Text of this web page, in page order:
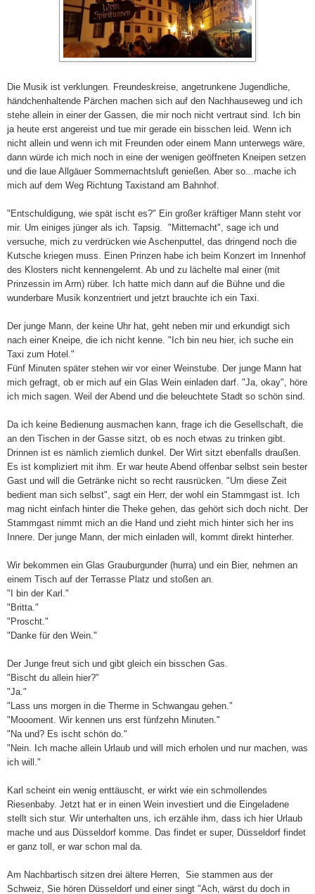
Die Musik ist verklungen.
Freundeskreise, angetrunkene Jugendliche,
händchenhaltende Pärchen machen sich auf den Nac hhauseweg und ich
stehe allein in einer der Gassen, die mir noch nicht vertraut sind. Ich bin
ja heute erst angereist und tue mir gerade ein bisschen leid. Wenn ich
nicht allein und wenn ich mit Freunden oder einem Mann unterwegs wäre,
dann würde ich mich noch in eine der wenigen geöffneten Kneipen setzen
und die laue Allgäuer Sommernachtsluft genießen. Aber so ...mache ich
mich auf dem Weg Richtung Taxistand am Bahnhof.
"Entschuldigung, wie spät ischt es?" Ein großer kräftiger Mann steht vor
mir. Um einiges jünger als ich. Tapsig. "Mitternacht", sage ich und
versuche , mich zu verdrücken wie Aschenputtel
, das dringend noch die
Kutsche kriegen muss. Einen Prinzen habe ich beim Konzert im Innenhof
des Klosters nicht kennengelernt. Ab und zu lächelte mal einer (mit
Prinzessin im Arm) rüber. Ich hatte mich dann auf die Bühne und die
wunderbare Musik konzentriert und jetzt brauchte ich ein Taxi.
Der junge Mann , der keine Uhr hat, geht neben mir und erkundigt sich
nach einer Kneipe, die ich nicht kenne. "Ich bin neu hier, ich suche ein
Taxi zum Hotel."
Fünf Minuten später stehen wir vor einer Weinstube. Der junge Mann hat
mich gefragt, ob er mich auf ein Glas Wein einladen darf. "Ja, okay", höre
ich mich sagen. Weil der Abend und die beleuchtete Stadt so schön sind.
Da ich keine Bedienung ausmachen kann, frage ich die Gesellschaft, die
an den Tischen in der Gasse sitzt, ob es noch etwas zu trinken gibt.
Drinnen ist es nämlich ziemlich dunkel. Der Wirt sitzt ebenfalls draußen.
Es ist kompliziert mit ihm. Er war heute Abend offenbar selbst sein bester
Gast und will die Getränke nicht so recht rausrücken. "Um diese Zeit
bedient man sich selbst", sagt ein Herr, der wohl ein Stammgast ist. Ich
mag nicht einfach hinter die Theke gehen, das gehört sich doch nicht. Der
Stammgast nimmt mich an die Hand und zieht mich hinter sich her ins
Innere. Der junge Mann, der mich einladen will, kommt direkt hinterher.
Wir bekommen ein Glas Grauburgunder (hurra) und ein Bier, nehmen an
einem Tisch auf der Terrasse Platz und stoßen an.
"I bin der Karl."
"Britta."
"Proscht."
"Danke für den Wein."
Der Junge freut sich und gibt gleich ein bisschen Gas.
"Bischt du allein hier?"
"Ja."
"Lass uns morgen in die Therme in Schwangau gehen."
"Moooment. Wir kennen uns erst fünfzehn Minuten."
"Na und? Es ischt schön do."
"Nein. Ich mache allein Urlaub und will mich erholen und nur machen, was
ich will."
Karl scheint ein wenig enttäuscht, er wirkt wie ein schmollendes
Riesenbaby. Jetzt hat er in einen Wein investiert und die Eingeladene
stellt sich stur. Wir unterhalten uns, ich erzähle ihm, dass ich hier Urlaub
mache und aus Düsseldorf komme. Das findet er super, Düsseldorf findet
er ganz toll, er war schon mal da.
Am Nachbartisch sitzen drei ältere Herren, Sie stammen aus der
Schweiz, Sie hören Düsseldorf und einer singt "Ach, wärst du doch in